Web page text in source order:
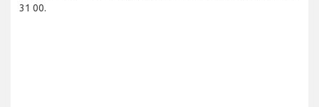
31 00.